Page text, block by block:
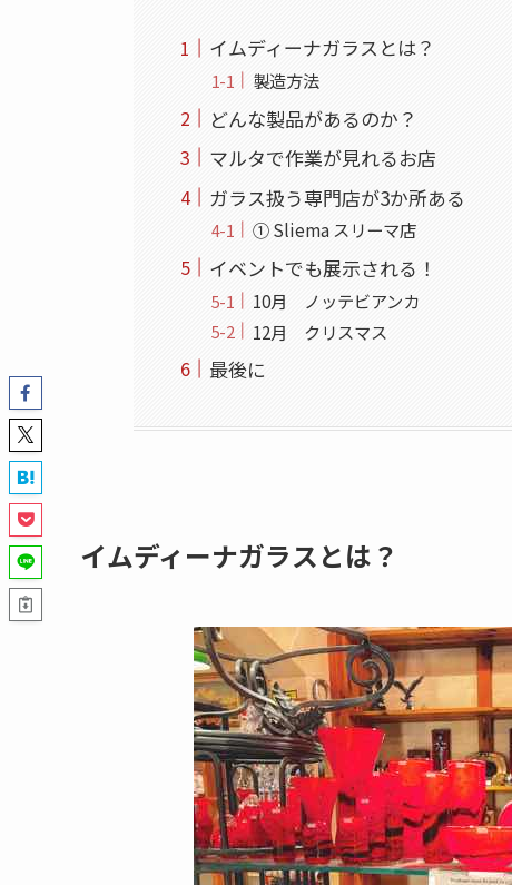
イムディーナガラスとは？
製造方法
どんな製品があるのか？
マルタで作業が見れるお店
ガラス扱う専門店が3か所ある
① Sliema スリーマ店
イベントでも展示される！
10月 ノッテビアンカ
12月 クリスマス
最後に
イムディーナガラスとは？